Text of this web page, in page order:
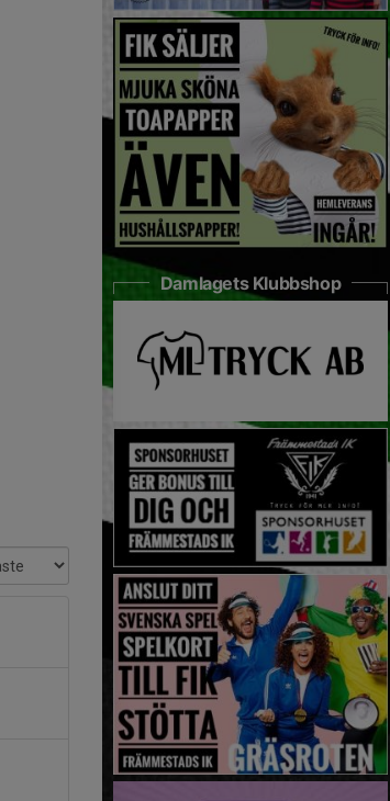
Damlagets Klubbshop